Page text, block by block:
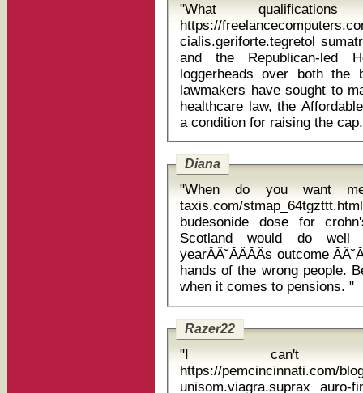
"What
https://
cialis.geriforte.tegretol
and the Republican-led
loggerheads over both the
lawmakers have sought to
healthcare law, the
Diana
"When do you want
taxis.com/
budesonide dose for crohn's The problem ĂÂ˘ĂÂĂÂ
Scotland would do well
yearĂÂ˘ĂÂĂÂs outcome
hands of the wrong people.
when it comes to pensions. "
Razer22
"I can't
https://pemcincinnati.com/
unisom.viagra.suprax auro-finasteride